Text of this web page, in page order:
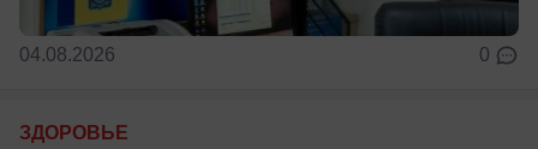
04.08.2026 0
ЗДОРОВЬЕ